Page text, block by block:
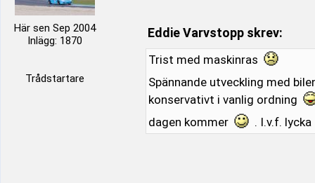
Här sen Sep 2004
Inlägg: 1870
Trådstartare
Eddie Varvstopp skrev:
Trist med maskinras
Spännande utveckling med
konservativt i vanlig ordning
dagen kommer
. I.v.f.